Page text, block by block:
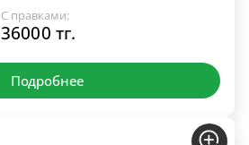
С правками:
36000 тг.
Подробнее